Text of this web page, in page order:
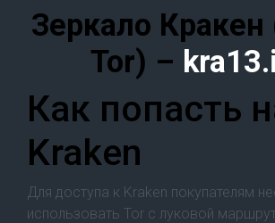
Зеркало Кракен
Tor) –
Как попасть
Kraken
Для доступа к Kraken покупателям
использовать Tor с луковой